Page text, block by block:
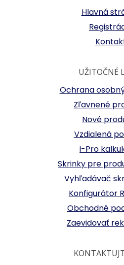
Hlavná
UŽITOČNÉ
Ochrana
Zľavnené
Nové
Vzdialená
i-Pro
Skrinky pre
Vyhľadávač
Konfigurátor
Obchodné
Zaevidovať